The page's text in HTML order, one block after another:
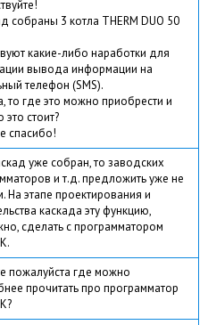
собраны 3 котла THERM DUO 50
какие-либо наработки для
вывода информации на
телефон (SMS).
то где это можно приобрести и
это стоит?
спасибо!
уже собран, то заводских
и т.д. предложить уже не
На этапе проектирования и
каскада эту функцию,
сделать с программатором
пожалуйста где можно
прочитать про программатор